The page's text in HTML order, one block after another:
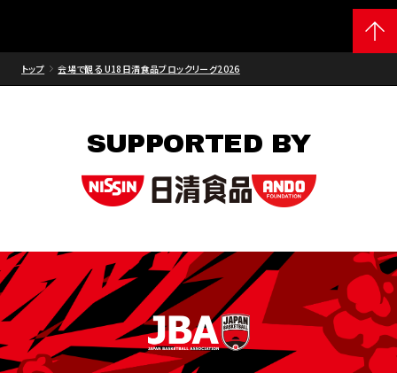
トップ 会場で観る U18日清食品ブロックリーグ2026
SUPPORTED BY